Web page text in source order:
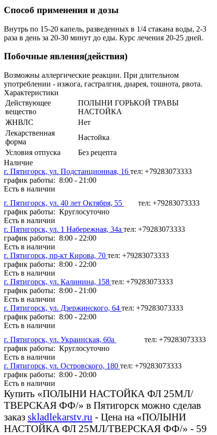
Способ применения и дозы
Внутрь по 15-20 капель, разведенных в 1/4 стакана воды, 2-3
раза в день за 20-30 минут до еды. Курс лечения 20-25 дней.
Побочные явления(действия)
Возможны аллергические реакции. При длительном
употреблении - изжога, гастралгия, диарея, тошнота, рвота.
Характеристики
Действующее
вещество
ПОЛЫНИ ГОРЬКОЙ ТРАВЫ
НАСТОЙКА
ЖНВЛС
Нет
Лекарственная
форма
Настойка
Условия отпуска
Без рецепта
Наличие
г. Пятигорск, ул. Подстанционная, 16 тел: +79283073333
график работы: 8:00 - 21:00
Есть в наличии
г. Пятигорск, ул. 40 лет Октября, 55
тел: +79283073333
график работы: Круглосуточно
Есть в наличии
г. Пятигорск, ул. 1 Набережная, 34а тел: +79283073333
график работы: 8:00 - 22:00
Есть в наличии
г. Пятигорск, пр-кт Кирова, 70 тел: +79283073333
график работы: 8:00 - 22:00
Есть в наличии
г. Пятигорск, ул. Калинина, 158 тел: +79283073333
график работы: 8:00 - 21:00
Есть в наличии
г. Пятигорск, ул. Дзержинского, 64 тел: +79283073333
график работы: 8:00 - 22:00
Есть в наличии
г. Пятигорск, ул. Украинская, 60а
тел: +79283073333
график работы: Круглосуточно
Есть в наличии
г. Пятигорск, ул. Островского, 180 тел: +79283073333
график работы: 8:00 - 20:00
Есть в наличии
Купить «ПОЛЫНИ НАСТОЙКА ФЛ 25МЛ/
ТВЕРСКАЯ ФФ/» в Пятигорск можно сделав
заказ skladlekarstv.ru - Цена на «ПОЛЫНИ
НАСТОЙКА ФЛ 25МЛ/ТВЕРСКАЯ ФФ/» - 59